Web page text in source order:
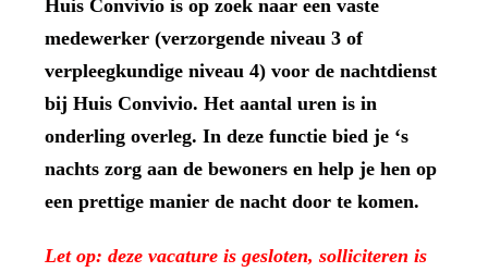
Huis Convivio is op zoek naar een vaste
medewerker (verzorgende niveau 3 of
verpleegkundige niveau 4) voor de nachtdienst
bij Huis Convivio. Het aantal uren is in
onderling overleg. In deze functie bied je ‘s
nachts zorg aan de bewoners en help je hen op
een prettige manier de nacht door te komen.
Let op: deze vacature is gesloten, solliciteren is